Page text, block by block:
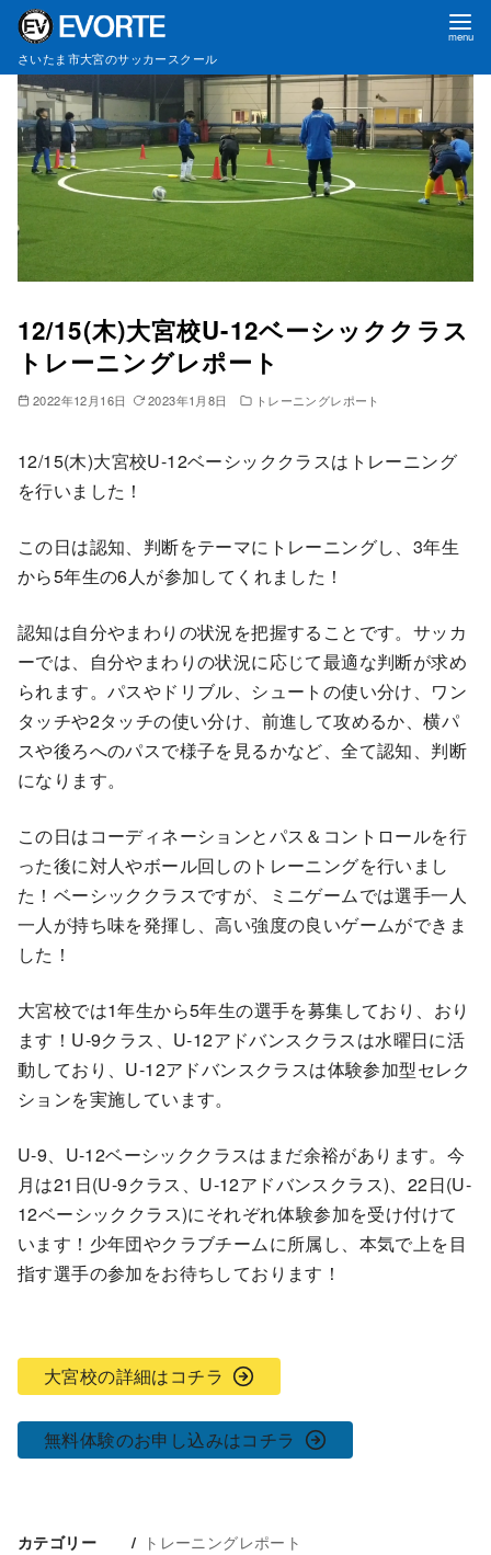
ンさいたま市大宮のサッカースクール
12/15(木)大宮校U-12ベーシッククラス
トレーニングレポート
2022年12月16日 2023年1月8日 トレーニングレポート
12/15(木)大宮校U-12ベーシッククラスはトレーニング
を行いました！
この日は認知、判断をテーマにトレーニングし、3年生
から5年生の6人が参加してくれました！
認知は自分やまわりの状況を把握することです。サッカ
ーでは、自分やまわりの状況に応じて最適な判断が求め
られます。パスやドリブル、シュートの使い分け、ワン
タッチや2タッチの使い分け、前進して攻めるか、横パ
スや後ろへのパスで様子を見るかなど、全て認知、判断
になります。
この日はコーディネーションとパス＆コントロールを行
った後に対人やボール回しのトレーニングを行いまし
た！ベーシッククラスですが、ミニゲームでは選手一人
一人が持ち味を発揮し、高い強度の良いゲームができま
した！
大宮校では1年生から5年生の選手を募集しており、おり
ます！U-9クラス、U-12アドバンスクラスは水曜日に活
動しており、U-12アドバンスクラスは体験参加型セレク
ションを実施しています。
U-9、U-12ベーシッククラスはまだ余裕があります。今
月は21日(U-9クラス、U-12アドバンスクラス)、22日(U-
12ベーシッククラス)にそれぞれ体験参加を受け付けて
います！少年団やクラブチームに所属し、本気で上を目
指す選手の参加をお待ちしております！
大宮校の詳細はコチラ
無料体験のお申し込みはコチラ
カテゴリー トレーニングレポート